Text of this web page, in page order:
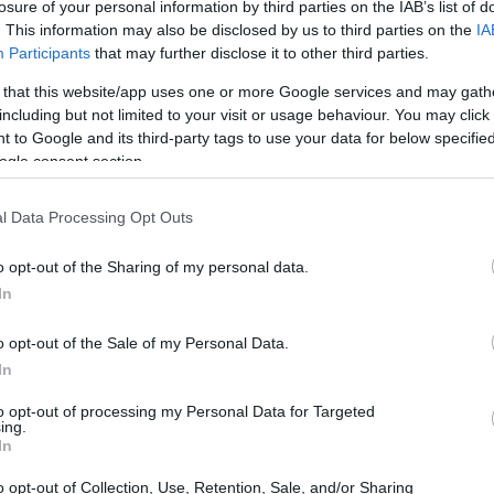
of your personal information by third parties on the IAB’s list of
This information may also be disclosed by us to third parties on the
Participants that may further disclose it to other third parties.
that this website/app uses one or more Google services and may
but not limited to your visit or usage behaviour. You may
to Google and its third-party tags to use your data for below
consent section.
Data Processing Opt Outs
opt-out of the Sharing of my personal data.
opt-out of the Sale of my Personal Data.
opt-out of processing my Personal Data for Targeted
opt-out of Collection, Use, Retention, Sale, and/or Sharing
φόρτιση, pairing ή συνεχείς ενημερώσεις
. Δεν ξεμένουν από μπαταρία τη χειρότερη στιγμή,
earbuds. Για πολλούς χρήστες, όμως, ένας
είναι
ότι τα wired headphones προσφέρουν πιο καθαρό
ακρόασης. Και φυσικά, σημαντικό ρόλο διαδραματίζει
ασύρματα μοντέλα ξεκινούν από τα 100 ευρώ και
κατηγορίες.